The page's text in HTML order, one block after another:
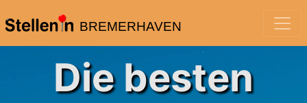
BREMERHAVEN
Die besten